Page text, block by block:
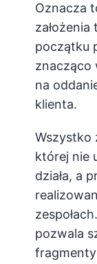
Oznacza
początku
znacząco
na
klienta.
Wszystko
której nie
działa, a
pozwala